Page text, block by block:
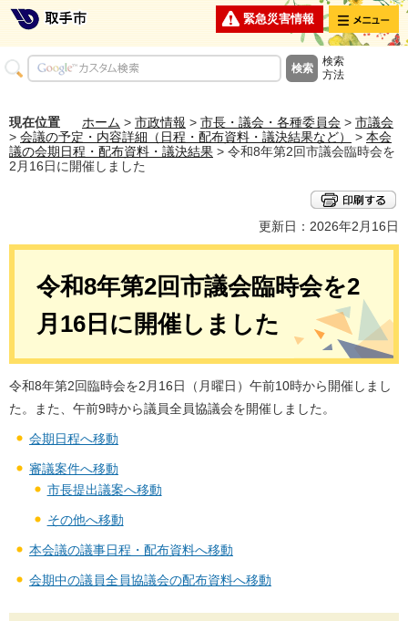
緊急災害情報 メニュー
検索
方法
現在位置 ホーム > 市政情報 > 市長・議会・各種委員会 > 市議会
> 会議の予定・内容詳細（日程・配布資料・議決結果など） > 本会
議の会期日程・配布資料・議決結果 > 令和8年第2回市議会臨時会を
2月16日に開催しました
更新日：2026年2月16日
令和8年第2回市議会臨時会を2
月16日に開催しました
令和8年第2回臨時会を2月16日（月曜日）午前10時から開催しまし
た。また、午前9時から議員全員協議会を開催しました。
会期日程へ移動
審議案件へ移動
市長提出議案へ移動
その他へ移動
本会議の議事日程・配布資料へ移動
会期中の議員全員協議会の配布資料へ移動